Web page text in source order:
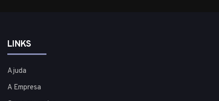
LINKS
Ajuda
A Empresa